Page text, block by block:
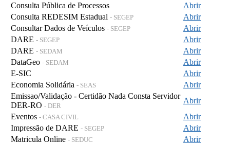
Consulta Pública de Processos
Abrir
Consulta REDESIM Estadual - SEGEP
Abrir
Consultar Dados de Veículos - SEGEP
Abrir
DARE - SEGEP
Abrir
DARE - SEDAM
Abrir
DataGeo - SEDAM
Abrir
E-SIC
Abrir
Economia Solidária - SEAS
Abrir
Emissao/Validação - Certidão Nada Consta Servidor
DER-RO - DER
Abrir
Eventos - CASA CIVIL
Abrir
Impressão de DARE - SEGEP
Abrir
Matricula Online - SEDUC
Abrir